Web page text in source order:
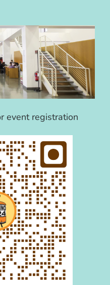
event registration